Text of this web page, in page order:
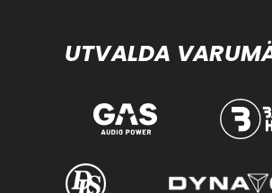
UTVALDA